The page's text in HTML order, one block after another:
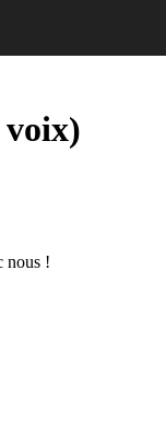
nous !